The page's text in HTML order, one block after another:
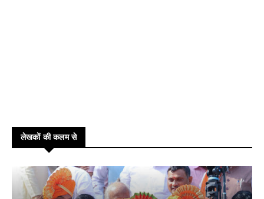
लेखकों की कलम से